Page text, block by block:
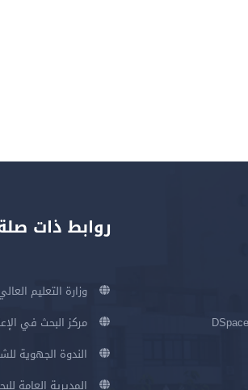
روابط ذات
وزارة التعليم
مركز البحث في
الندوة الجهوية
المديرية العامة